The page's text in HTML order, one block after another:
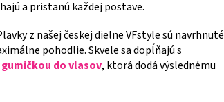
a pristanú každej postave.
z našej českej dielne VFstyle sú navrhnuté
pohodlie. Skvele sa dopĺňajú s
do vlasov, ktorá dodá výslednému